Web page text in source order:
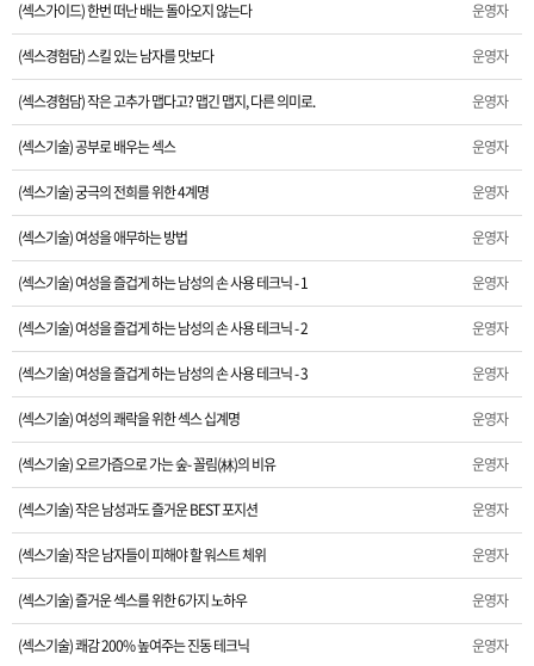
(섹스가이드) 한번 떠난 배는 돌아오지 않는다 운영자
(섹스경험담) 스킬 있는 남자를 맛보다 운영자
(섹스경험담) 작은 고추가 맵다고? 맵긴 맵지, 다른 의미로. 운영자
(섹스기술) 공부로 배우는 섹스 운영자
(섹스기술) 궁극의 전희를 위한 4계명 운영자
(섹스기술) 여성을 애무하는 방법 운영자
(섹스기술) 여성을 즐겁게 하는 남성의 손 사용 테크닉 - 1 운영자
(섹스기술) 여성을 즐겁게 하는 남성의 손 사용 테크닉 - 2 운영자
(섹스기술) 여성을 즐겁게 하는 남성의 손 사용 테크닉 - 3 운영자
(섹스기술) 여성의 쾌락을 위한 섹스 십계명 운영자
(섹스기술) 오르가즘으로 가는 숲- 꼴림(林)의 비유 운영자
(섹스기술) 작은 남성과도 즐거운 BEST 포지션 운영자
(섹스기술) 작은 남자들이 피해야 할 워스트 체위 운영자
(섹스기술) 즐거운 섹스를 위한 6가지 노하우 운영자
(섹스기술) 쾌감 200% 높여주는 진동 테크닉 운영자